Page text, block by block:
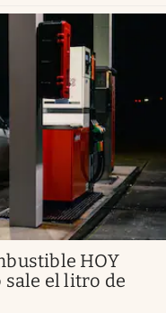
HOY
sale el litro de